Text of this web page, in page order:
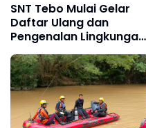
SNT Tebo Mulai Gelar
Daftar Ulang dan
Pengenalan Lingkungan
Sekolah, Puluhan Calon
Siswa Hadir Bersama
Orang Tua